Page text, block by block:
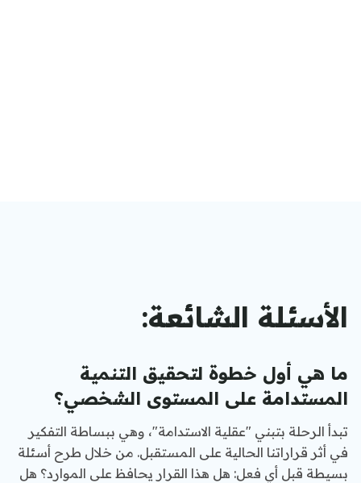
الأسئلة الشائعة:
ما هي أول خطوة لتحقيق التنمية
المستدامة على المستوى الشخصي؟
تبدأ الرحلة بتبني "عقلية الاستدامة"، وهي ببساطة التفكير
في أثر قراراتنا الحالية على المستقبل. من خلال طرح أسئلة
بسيطة قبل أي فعل: هل هذا القرار يحافظ على الموارد؟ هل